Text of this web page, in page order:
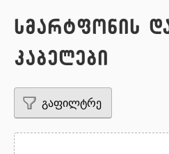
სმარტფონის
კაბელები
გაფილტრე